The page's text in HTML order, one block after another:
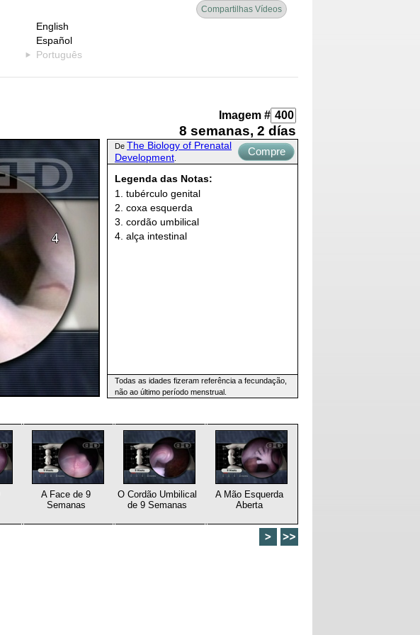
English
Español
Português
Compartilhas Vídeos
Imagem #
8 semanas, 2 días
Compre
De The Biology of Prenatal
Development
Legenda das Notas:
1. tubérculo genital
2. coxa esquerda
3. cordão umbilical
4. alça intestinal
Todas as idades fizeram referência a fecundação,
não ao último período menstrual.
A Face de 9
Semanas
O Cordão Umbilical
de 9 Semanas
A Mão Esquerda
Aberta